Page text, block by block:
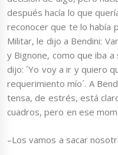
después hacía lo que
reconocer que te lo había
Militar, le dijo a Bendini:
y Bignone, como que iba
dijo: ´Yo voy a ir y quiero
requerimiento mío´. A
tensa, de estrés, está
cuadros, pero en ese
–Los vamos a sacar